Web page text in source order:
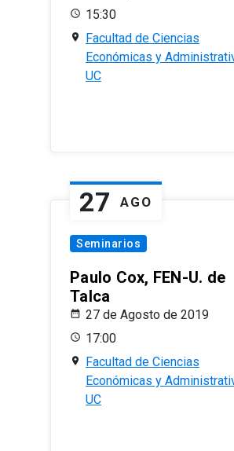
15:30
Facultad de Ciencias
Económicas y
UC
27 AGO
Seminarios
Paulo Cox, FEN-U. de
Talca
27 de Agosto de 2019
17:00
Facultad de Ciencias
Económicas y
UC